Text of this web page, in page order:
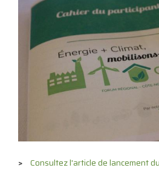
Consultez l'article de lancement